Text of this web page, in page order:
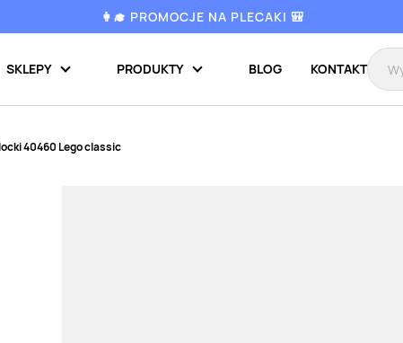
👩‍🎓 PROMOCJE NA PLECAKI 🎒
SKLEPY PRODUKTY BLOG KONTAKT
40460 Lego classic